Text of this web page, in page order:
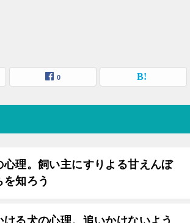
0
心理。飼い主にすりよる甘えんぼ
知ろう
ける犬の心理。追いかけないよう